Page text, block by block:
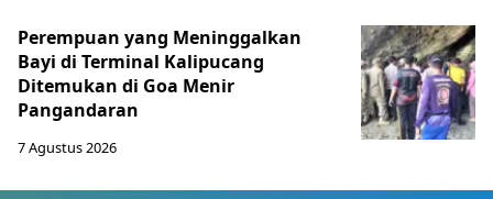
Perempuan yang Meninggalkan
Bayi di Terminal Kalipucang
Ditemukan di Goa Menir
Pangandaran
7 Agustus 2026